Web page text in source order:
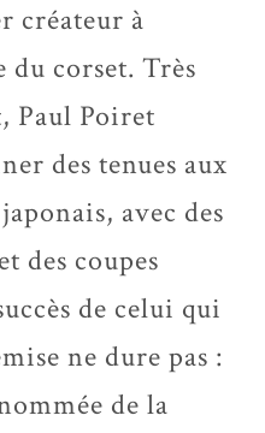
créateur à
corset. Très
Paul Poiret
des tenues aux
avec des
des coupes
de celui qui
ne dure pas :
de la